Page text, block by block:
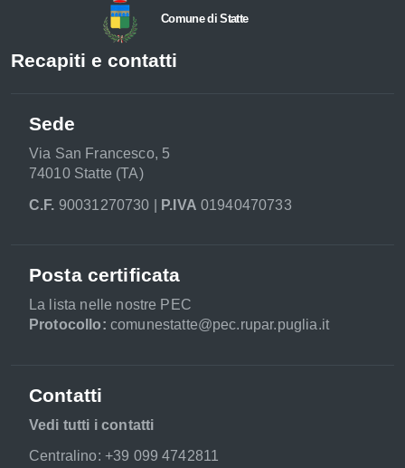
Comune di Statte
Recapiti e contatti
Sede
Via San Francesco, 5
74010 Statte (TA)
C.F. 90031270730 | P.IVA 01940470733
Posta certificata
La lista nelle nostre PEC
Protocollo: comunestatte@pec.rupar.puglia.it
Contatti
Vedi tutti i contatti
Centralino: +39 099 4742811